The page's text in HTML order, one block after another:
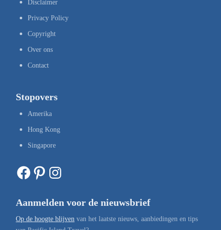
Disclaimer
Privacy Policy
Copyright
Over ons
Contact
Stopovers
Amerika
Hong Kong
Singapore
Facebook Pinterest Instagram
Aanmelden voor de nieuwsbrief
Op de hoogte blijven van het laatste nieuws, aanbiedingen en tips